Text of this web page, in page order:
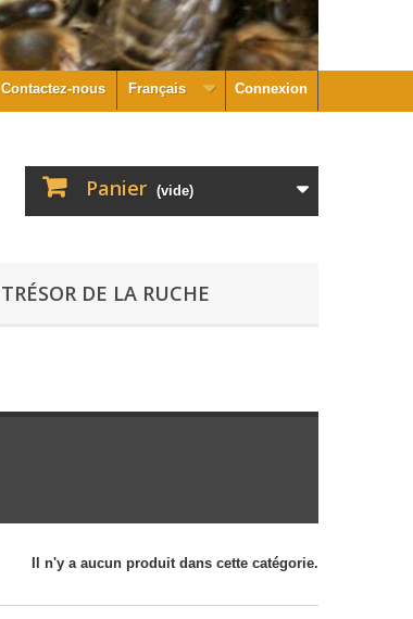
Connexion
Français
Contactez-nous
Panier (vide)
TRÉSOR DE LA RUCHE
Il n'y a aucun produit dans cette catégorie.